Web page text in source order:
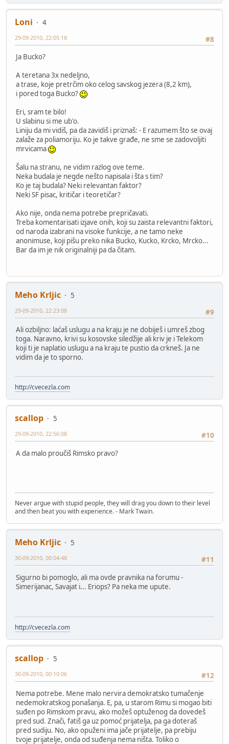
Loni
4
#8
29-09-2010, 22:05:18
Ja Bucko?
A teretana 3x nedeljno,
a trase, koje pretrčim oko celog savskog jezera (8,2 km),
i pored toga Bucko?
Eri, sram te bilo!
U slabinu si me ub'o.
Liniju da mi vidiš, pa da zavidiš i priznaš: - E razumem što se ovaj
zalaže za poliamoriju. Ko je takve građe, ne sme se zadovoljiti
mrvicama
Šalu na stranu, ne vidim razlog ove teme.
Neka budala je negde nešto napisala i šta s tim?
Ko je taj budala? Neki relevantan faktor?
Neki SF pisac, kritičar i teoretičar?
Ako nije, onda nema potrebe prepričavati.
Treba komentarisati izjave onih, koji su zaista relevantni faktori,
od naroda izabrani na visoke funkcije, a ne tamo neke
anonimuse, koji pišu preko nika Bucko, Kucko, Krcko, Mrcko...
Bar da im je nik originalniji pa da čitam.
Meho Krljic
5
#9
29-09-2010, 22:23:08
Ali ozbiljno: laćaš uslugu a na kraju je ne dobiješ i umreš zbog
toga. Naravno, krivi su kosovske siledžije ali kriv je i Telekom
koji ti je naplatio uslugu a na kraju te pustio da crkneš. Ja ne
vidim da je to sporno.
http://cvecezla.com
scallop
5
#10
29-09-2010, 22:56:08
A da malo proučiš Rimsko pravo?
Never argue with stupid people, they will drag you down to their level
and then beat you with experience. - Mark Twain.
Meho Krljic
5
#11
30-09-2010, 00:04:48
Sigurno bi pomoglo, ali ma ovde pravnika na forumu -
Simerijanac, Savajat i... Eriops? Pa neka me upute.
http://cvecezla.com
scallop
5
#12
30-09-2010, 00:10:06
Nema potrebe. Mene malo nervira demokratsko tumačenje
nedemokratskog ponašanja. E, pa, u starom Rimu si mogao biti
suđen po Rimskom pravu, ako možeš optuženog da dovedeš
pred sud. Znači, fatiš ga uz pomoć prijatelja, pa ga doteraš
pred sudiju. No, ako opuženi ima jače prijatelje, pa prebiju
tvoje prijatelje, onda od suđenja nema ništa. Toliko o